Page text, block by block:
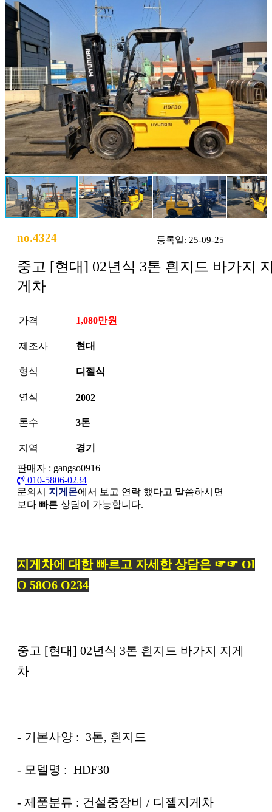
no.4324 등록일: 25-09-25
중고 [현대] 02년식 3톤 흰지드 바가지
게차
가격 1,080만원
제조사 현대
형식 디젤식
연식 2002
톤수 3톤
지역
경기
판매자 : gangso0916
010-5806-0234
문의시 지게몬에서 보고 연락 했다고 말씀하시면
보다 빠른 상담이 가능합니다.
지게차에 대한 빠르고 자세한 상담은 ☞☞ Ol
O 58O6 O234
중고 [현대] 02년식 3톤 흰지드 바가지 지게
차
- 기본사양 : 3톤, 흰지드
- 모델명 : HDF30
- 제품분류 : 건설중장비 / 디젤지게차